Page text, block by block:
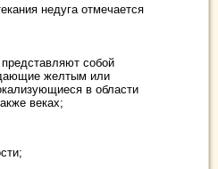
недуга отмечается
собой
желтым или
в области
веках;